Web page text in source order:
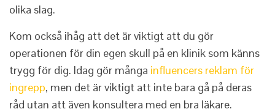
olika slag.
Kom också ihåg att det är viktigt att du gör
operationen för din egen skull på en klinik som känns
trygg för dig. Idag gör många influencers reklam för
ingrepp, men det är viktigt att inte bara gå på deras
råd utan att även konsultera med en bra läkare.